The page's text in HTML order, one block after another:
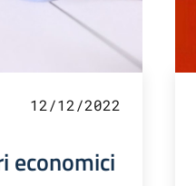
12/12/2022
economici